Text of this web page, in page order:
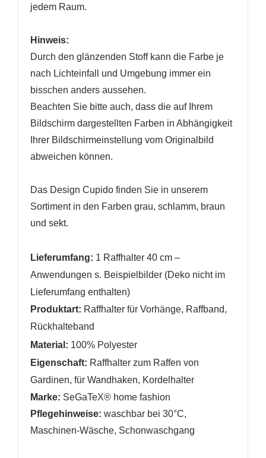
jedem Raum.
Hinweis:
Durch den glänzenden Stoff kann die Farbe je
nach Lichteinfall und Umgebung immer ein
bisschen anders aussehen.
Beachten Sie bitte auch, dass die auf Ihrem
Bildschirm dargestellten Farben in Abhängigkeit
Ihrer Bildschirmeinstellung vom Originalbild
abweichen können.
Das Design Cupido finden Sie in unserem
Sortiment in den Farben grau, schlamm, braun
und sekt.
Lieferumfang: 1 Raffhalter 40 cm –
Anwendungen s. Beispielbilder (Deko nicht im
Lieferumfang enthalten)
Produktart: Raffhalter für Vorhänge, Raffband,
Rückhalteband
Material: 100% Polyester
Eigenschaft: Raffhalter zum Raffen von
Gardinen, für Wandhaken, Kordelhalter
Marke: SeGaTeX® home fashion
Pflegehinweise: waschbar bei 30°C,
Maschinen-Wäsche, Schonwaschgang
add_circle_outline Neue Liste anlegen
Wunschliste hinzufügen zu können.